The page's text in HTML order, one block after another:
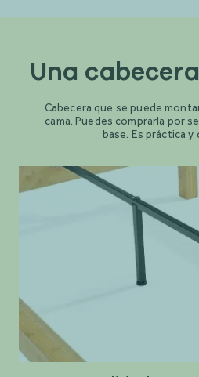
Una
Cabecera que se puede
cama. Puedes comprarla por
base. Es práctica y